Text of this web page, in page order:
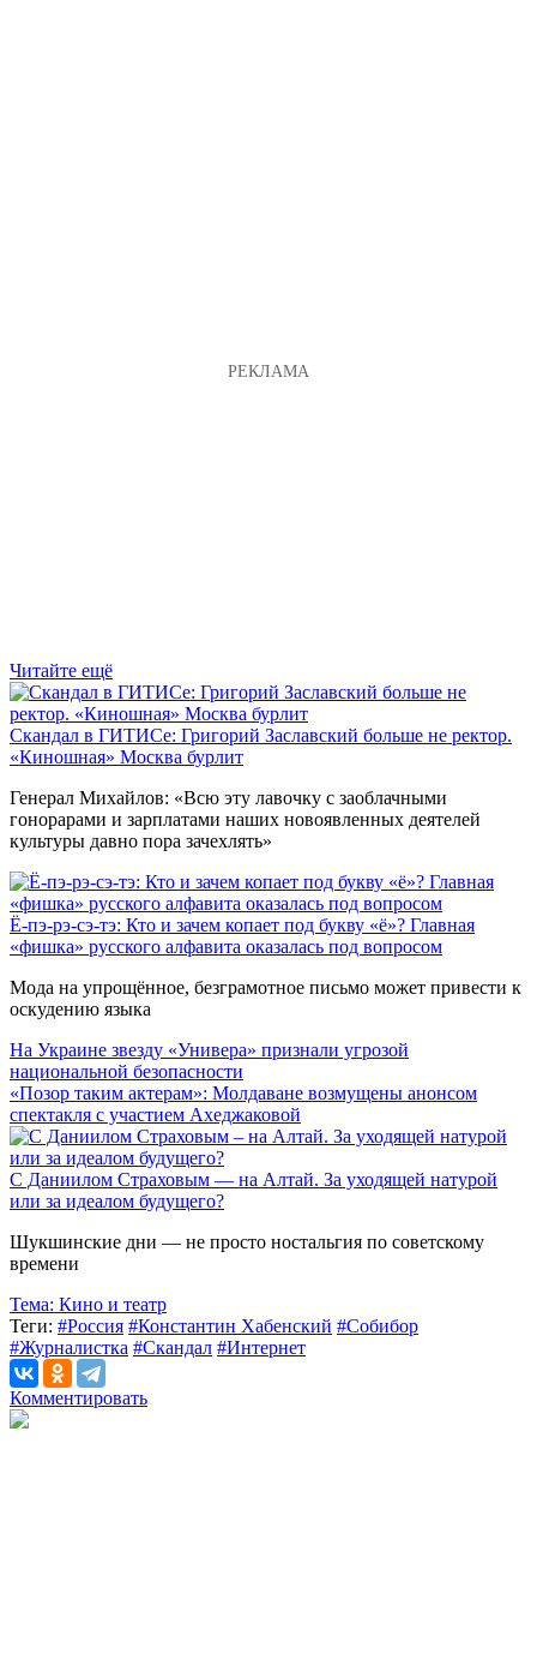
Читайте ещё
Скандал в ГИТИСе: Григорий Заславский больше не ректор.
«Киношная» Москва бурлит
Генерал Михайлов: «Всю эту лавочку с заоблачными
гонорарами и зарплатами наших новоявленных деятелей
культуры давно пора зачехлять»
Ё-пэ-рэ-сэ-тэ: Кто и зачем копает под букву «ё»? Главная
«фишка» русского алфавита оказалась под вопросом
Мода на упрощённое, безграмотное письмо может привести к
оскудению языка
На Украине звезду «Универа» признали угрозой
национальной безопасности
«Позор таким актерам»: Молдаване возмущены анонсом
спектакля с участием Ахеджаковой
С Даниилом Страховым — на Алтай. За уходящей натурой
или за идеалом будущего?
Шукшинские дни — не просто ностальгия по советскому
времени
Тема: Кино и театр
Теги: #Россия #Константин Хабенский #Собибор
#Журналистка #Скандал #Интернет
Комментировать